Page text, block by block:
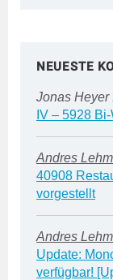
NEUESTE
Jonas Heyer
IV – 5928
Andres
40908
vorgestellt
Andres
Update:
verfügbar!